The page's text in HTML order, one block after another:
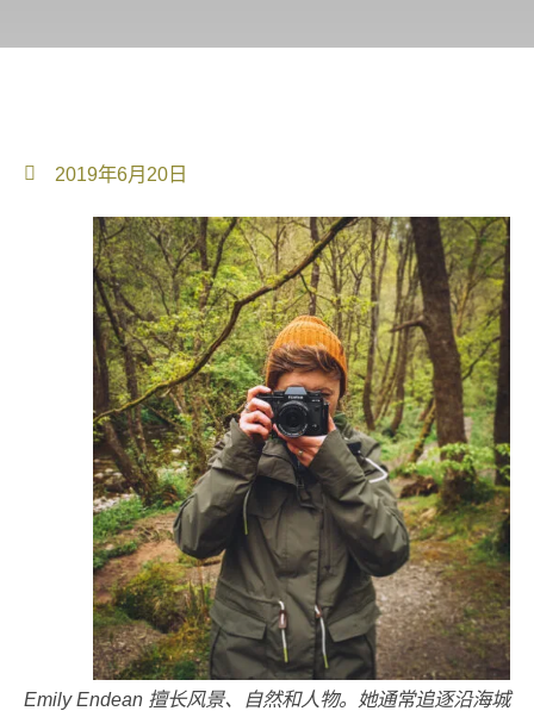
2019年6月20日
Emily Endean 擅长风景、自然和人物。她通常追逐沿海城